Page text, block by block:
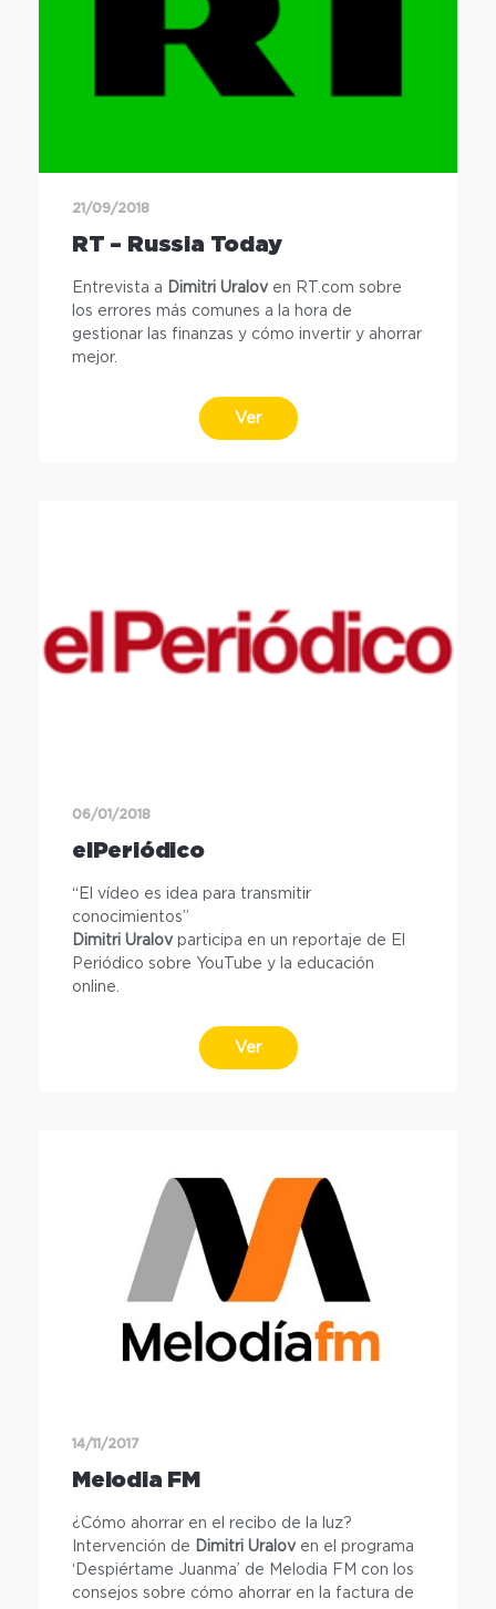
21/09/2018
RT – Russia Today
Entrevista a Dimitri Uraloven RT.com sobre
los errores más comunes a la hora de
gestionar las finanzas y cómo invertir y ahorrar
mejor.
Ver
06/01/2018
elPeriódico
“El vídeo es idea para transmitir
conocimientos”
Dimitri Uralovparticipa en un reportaje de El
Periódico sobre YouTube y la educación
online.
Ver
14/11/2017
Melodia FM
¿Cómo ahorrar en el recibo de la luz?
Intervención de
Dimitri Uraloven el programa
‘Despiértame Juanma’ de Melodia FM con los
consejos sobre cómo ahorrar en la factura de